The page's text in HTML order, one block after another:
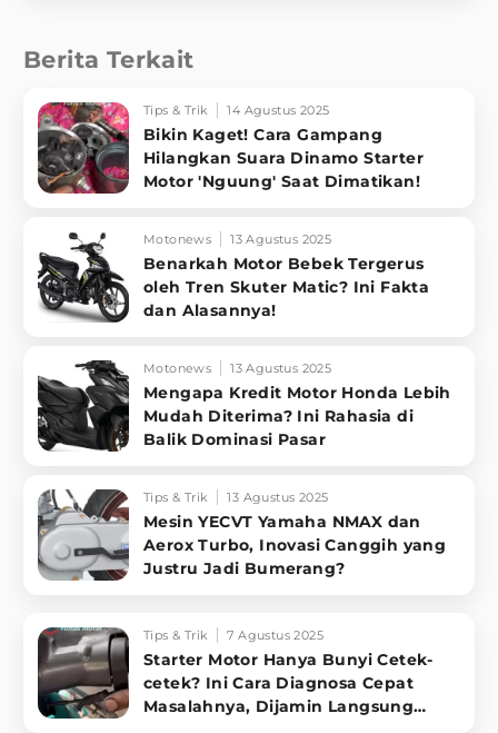
Berita Terkait
Tips & Trik 14 Agustus 2025
Bikin Kaget! Cara Gampang
Hilangkan Suara Dinamo Starter
Motor 'Nguung' Saat Dimatikan!
Motonews 13 Agustus 2025
Benarkah Motor Bebek Tergerus
oleh Tren Skuter Matic? Ini Fakta
dan Alasannya!
Motonews 13 Agustus 2025
Mengapa Kredit Motor Honda Lebih
Mudah Diterima? Ini Rahasia di
Balik Dominasi Pasar
Tips & Trik 13 Agustus 2025
Mesin YECVT Yamaha NMAX dan
Aerox Turbo, Inovasi Canggih yang
Justru Jadi Bumerang?
Tips & Trik 7 Agustus 2025
Starter Motor Hanya Bunyi Cetek-
cetek? Ini Cara Diagnosa Cepat
Masalahnya, Dijamin Langsung